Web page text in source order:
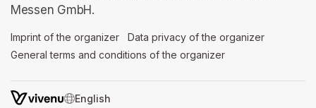
Messen GmbH.
Imprint of the organizer (opens in a new tab)
Data privacy of the organizer
General terms and conditions of the organizer